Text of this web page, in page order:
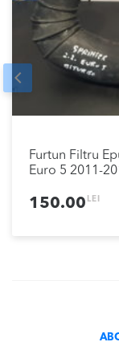
Furtun Filtru
Euro 5 2011-
150.00 LEI
Prev